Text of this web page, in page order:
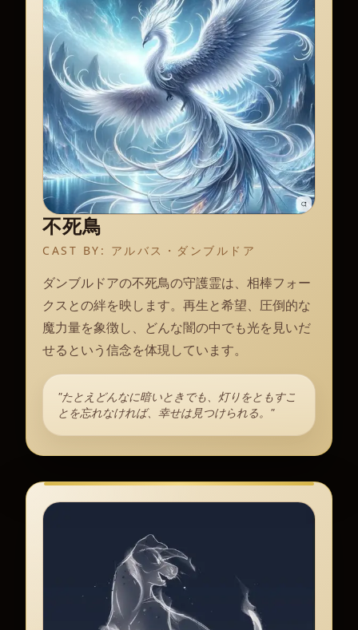
不死鳥
CAST BY: アルバス・ダンブルドア
ダンブルドアの不死鳥の守護霊は、相棒フォー
クスとの絆を映します。再生と希望、圧倒的な
魔力量を象徴し、どんな闇の中でも光を見いだ
せるという信念を体現しています。
"たとえどんなに暗いときでも、灯りをともすこ
とを忘れなければ、幸せは見つけられる。"